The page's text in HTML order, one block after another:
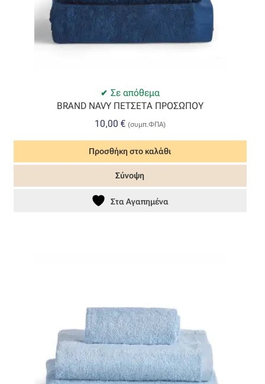
Όροι Χρήσης
Σε απόθεμα
BRAND NAVY ΠΕΤΣΕΤΑ ΠΡΟΣΩΠΟΥ
10,00 € (συμπ.ΦΠΑ)
Προσθήκη στο καλάθι
Σύνοψη
Στα Αγαπημένα